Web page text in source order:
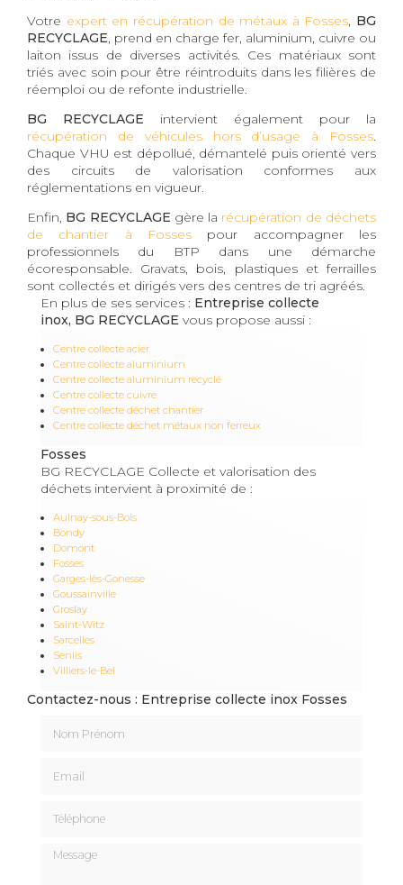
Votre expert en récupération de métaux à Fosses, BG
RECYCLAGE, prend en charge fer, aluminium, cuivre ou
laiton issus de diverses activités. Ces matériaux sont
triés avec soin pour être réintroduits dans les filières de
réemploi ou de refonte industrielle.
BG RECYCLAGE intervient également pour la
récupération de véhicules hors d’usage à Fosses.
Chaque VHU est dépollué, démantelé puis orienté vers
des circuits de valorisation conformes aux
réglementations en vigueur.
Enfin, BG RECYCLAGE gère la récupération de déchets
de chantier à Fosses pour accompagner les
professionnels du BTP dans une démarche
écoresponsable. Gravats, bois, plastiques et ferrailles
sont collectés et dirigés vers des centres de tri agréés.
En plus de ses services : Entreprise collecte
inox, BG RECYCLAGE vous propose aussi :
Centre collecte acier
Centre collecte aluminium
Centre collecte aluminium recyclé
Centre collecte cuivre
Centre collecte déchet chantier
Centre collecte déchet métaux non ferreux
Fosses
BG RECYCLAGE Collecte et valorisation des
déchets intervient à proximité de :
Aulnay-sous-Bois
Bondy
Domont
Fosses
Garges-lès-Gonesse
Goussainville
Groslay
Saint-Witz
Sarcelles
Senlis
Villiers-le-Bel
Contactez-nous : Entreprise collecte inox Fosses
Message